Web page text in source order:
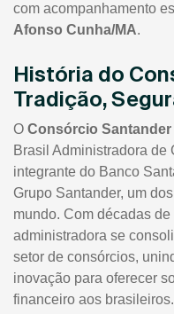
com acompanhamento
Afonso Cunha/MA.
História do
Tradição,
O Consórcio Santander
Brasil Administradora de
integrante do Banco
Grupo Santander, um
mundo. Com décadas
administradora se
setor de consórcios,
inovação para oferecer
financeiro aos brasileiros.